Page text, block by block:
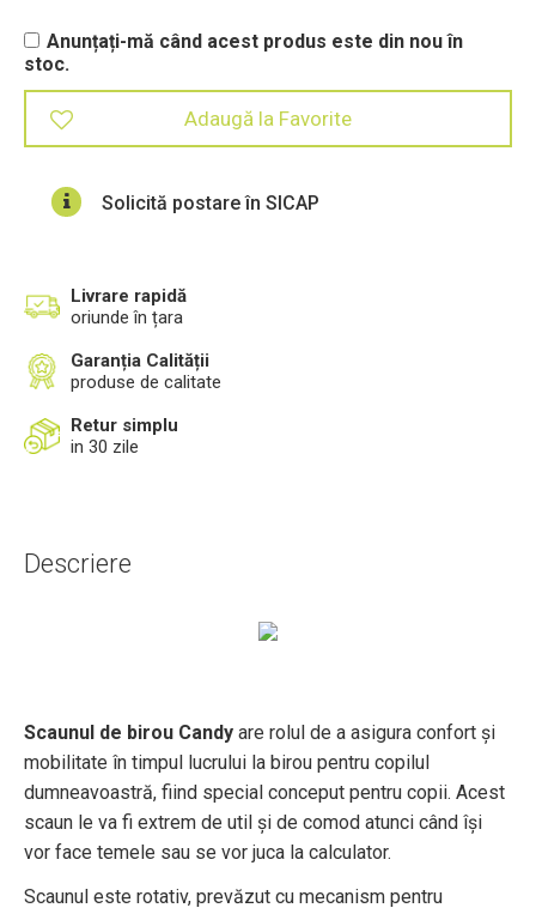
Anunțați-mă când acest produs este din nou în
stoc.
Adaugă la Favorite
Solicită postare în SICAP
Livrare rapidă
oriunde în țara
Garanția Calității
produse de calitate
Retur simplu
in 30 zile
Descriere
Scaunul de birou Candy are rolul de a asigura confort și
mobilitate în timpul lucrului la birou pentru copilul
dumneavoastră, fiind special conceput pentru copii. Acest
scaun le va fi extrem de util și de comod atunci când își
vor face temele sau se vor juca la calculator.
Scaunul este rotativ, prevăzut cu mecanism pentru